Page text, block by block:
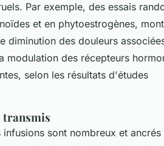
Par exemple, des essais
et en phytoestrogènes,
diminution des douleurs
modulation des récepteurs
selon les résultats d'études
transmis
sont nombreux et ancrés